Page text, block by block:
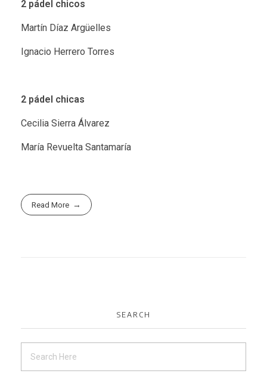
2 pádel chicos
Martín Díaz Argüelles
Ignacio Herrero Torres
2 pádel chicas
Cecilia Sierra Álvarez
María Revuelta Santamaría
Read More
SEARCH